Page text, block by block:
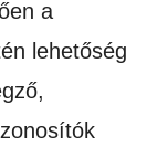
a
lehetőség